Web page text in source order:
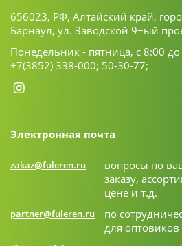
656023, РФ, Алтайский край,
Барнаул, ул. Заводской 9−ый
Понедельник - пятница, с 8:00
+7(3852) 338-000; 50-30-77;
Электронная почта
zakaz@fuleren.ru
вопросы по
заказу,
цене и т.д.
partner@fuleren.ru
по
для оптовиков